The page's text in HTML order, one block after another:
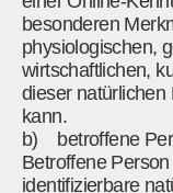
besonderen
physiologischen,
wirtschaftlichen,
dieser natürlichen
kann.
b) betroffene
Betroffene
identifizierbare